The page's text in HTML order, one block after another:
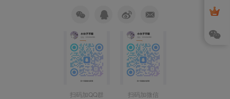
扫码加QQ群 扫码加微信